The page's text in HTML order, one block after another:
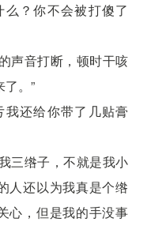
？你不会被打傻了
声音打断，顿时干咳
。”
我还给你带了几贴膏
三绺子，不就是我小
人还以为我真是个绺
心，但是我的手没事